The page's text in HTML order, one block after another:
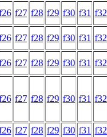
f27 f28 f29 f30 f31 f32
f27 f28 f29 f30 f31 f32
f27 f28 f29 f30 f31 f32
f27 f28 f29 f30 f31 f32
f27 f28 f29 f30 f31 f32